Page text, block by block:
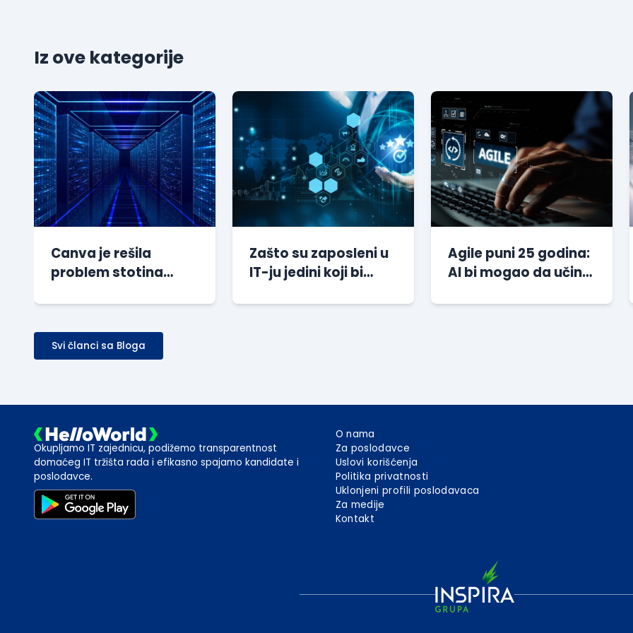
Iz ove kategorije
Canva je rešila
problem stotina
opterećenja baze
Zašto su zaposleni u
IT-ju jedini koji bi
Agile puni 25 godina:
AI bi mogao da učini
Svi članci sa Bloga
Okupljamo IT zajednicu, podižemo transparentnost
domaćeg IT tržišta rada i efikasno spajamo kandidate i
poslodavce.
O nama
Za poslodavce
Uslovi korišćenja
Politika privatnosti
Uklonjeni profili poslodavaca
Za medije
Kontakt